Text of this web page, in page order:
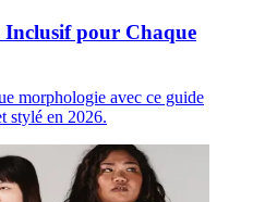
pour Chaque
morphologie avec ce guide
stylé en 2026.